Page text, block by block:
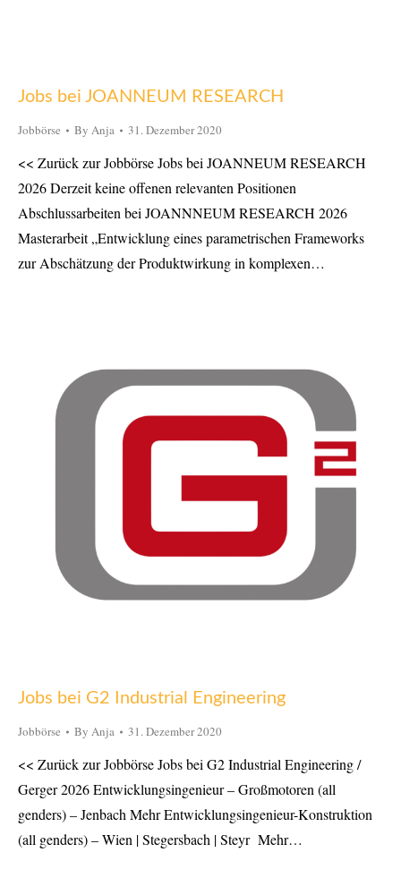
Jobs bei JOANNEUM RESEARCH
Jobbörse By Anja 31. Dezember 2020
<< Zurück zur Jobbörse Jobs bei JOANNEUM RESEARCH
2026 Derzeit keine offenen relevanten Positionen
Abschlussarbeiten bei JOANNNEUM RESEARCH 2026
Masterarbeit „Entwicklung eines parametrischen Frameworks
zur Abschätzung der Produktwirkung in komplexen…
Jobs bei G2 Industrial Engineering
Jobbörse By Anja 31. Dezember 2020
<< Zurück zur Jobbörse Jobs bei G2 Industrial Engineering /
Gerger 2026 Entwicklungsingenieur – Großmotoren (all
genders) – Jenbach Mehr Entwicklungsingenieur-Konstruktion
(all genders) – Wien | Stegersbach | Steyr Mehr…